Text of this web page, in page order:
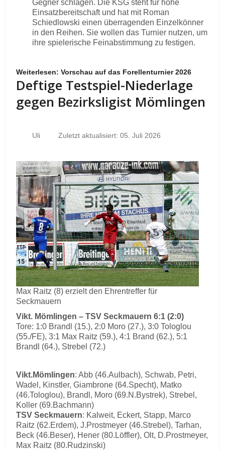
Gegner schlagen. Die KSG steht für hohe
Einsatzbereitschaft und hat mit Roman
Schiedlowski einen überragenden Einzelkönner
in den Reihen. Sie wollen das Turnier nutzen, um
ihre spielerische Feinabstimmung zu festigen.
Weiterlesen: Vorschau auf das Forellenturnier 2026
Deftige Testspiel-Niederlage
gegen Bezirksligist Mömlingen
Uli Zuletzt aktualisiert: 05. Juli 2026
Max Raitz (8) erzielt den Ehrentreffer für
Seckmauern
Vikt. Mömlingen – TSV Seckmauern 6:1 (2:0)
Tore: 1:0 Brandl (15.), 2:0 Moro (27.), 3:0 Tologlou
(55./FE), 3:1 Max Raitz (59.), 4:1 Brand (62.), 5:1
Brandl (64.), Strebel (72.)
Vikt.Mömlingen: Abb (46.Aulbach), Schwab, Petri,
Wadel, Kinstler, Giambrone (64.Specht), Matko
(46.Tologlou), Brandl, Moro (69.N.Bystrek), Strebel,
Koller (69.Bachmann)
TSV Seckmauern: Kalweit, Eckert, Stapp, Marco
Raitz (62.Erdem), J.Prostmeyer (46.Strebel), Tarhan,
Beck (46.Beser), Hener (80.Löffler), Olt, D.Prostmeyer,
Max Raitz (80.Rudzinski)